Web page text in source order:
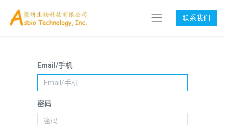
联系我们
Email/手机
密码